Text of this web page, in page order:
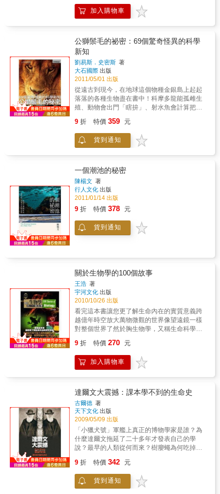
章 動物的種類與歷史&&& 第５章 生物
繁殖與細胞發生&&&&&&& 第６章 生物的
遺傳&&&&&&& 第７章 生物與環境 第８
章 生物的演化&&&&&&& 第９章 生命
的歷史&&&&&&& 第１０章 人類的出現
環境的變異，這代表生物多樣性的推手，是物
種本身而不是自然環境。這也引發了人們對於
的確定生態系的運作情形，及制定適當的保育
及經營管理之策略。全球環境變遷是目前一個
很夯的議題，而動物如何藉由改變自己的行
為，以至於演化出適應新環境的物種，將是決
定牠是否能在下一個世代中，繼續活躍在這個
地球上的要件。本書是繼《奇妙的動物世界》
之後，將有關動物的演化及行為之文章收集成
冊，編排的方式是先談動物的演化，好讓讀者
對生物多樣性變遷，有一概括性的瞭解，然後
再進入迷人的動物行為世界，讓讀者一窺動物
果。在演化篇的前半部，先談物種的演化及無
脊椎動物如何進入陸地世界，後面半部則討論
到動物之間的演化及適應環境的變遷。在動物
的環境資源，之後則是論及動物如何利用求偶
的行為，達到傳宗接代的目的。然後談到動物
的學習及群社行為，最後回到海洋，討論動物
與最重要的自然環境—洋流間的關係，以及最
大的哺乳類動物與人類之互動情形。
加入購物車
公獅鬃毛的祕密：69個驚奇怪異的科學
新知
劉易斯．史密斯 著
大石國際 出版
2011/05/01 出版
從遠古到現今，在地球這個物種金銀島上起起
落落的各種生物盡在書中！科摩多龍能孤雌生
殖、動物會出門「瞎拚」、射水魚會計算把獵
達時速233公里、會變色的蛇，這些只是動物學
家們觀察到的，自然界古怪秘密的一小部分而
已。板球的球棒跟無尾熊的繁殖究竟有什麼關
海怪的門牙咬合力是暴龍的四倍？！恐龍會挖
地洞！古代的蜜蜂是肉食動物？考古學家發掘
出一連串的古代秘史。基因改造在現實生活中
可以如何應用？DNA解析會告訴我們哪些事
實？海膽的腳（管足）上居然有跟視覺相關的
基因！原來真的有「肥胖基因」，讓某些人天
生易胖，也有些基因讓人長壽又聰敏！遺傳學
距離我們已不再遙遠！ 本書特色從天文學到動
您上知天文下知地理、輕輕鬆鬆成為科學達
猩其實迷戀熟女？板球的球棒跟無尾熊的繁殖
究竟有什麼關連？改變身上斑點的豹？這麼多
的疑問，以及許多其他的奧秘，都因科學家們
的努力而逐漸被解決與揭露。《公獅鬃毛的秘
密》揭露 69 篇生物新知，從動物行為、新物
種、基因到古生物，作者用深入淺出的文字說
著一篇篇有趣的生物新聞，搭配第一手的照
9 折 特價 359 元
貨到通知
一個潮池的秘密
陳楊文 著
行人文化 出版
2011/01/14 出版
9 折 特價 378 元
貨到通知
關於生物學的100個故事
王浩 著
宇河文化 出版
2010/10/26 出版
看完這本書讓您更了解生命內在的實質意義跨
越億年時空放大萬物微觀的世界像望遠鏡一樣
對整個世界了然於胸生物學，又稱生命科學或
構、功能、行為、發育、起源、進化規律及與
環境之間相互關係的經驗科學。當你閱讀了書
中的100個生物學故事，瞭解了100個生物學問
帶領您跨越幾億年的時空，沿著各種生物的生
命軌跡，去品味細胞的魔力，真菌的奇幻，植
物的多姿，動物的精靈，以及大自然中千變萬
化的生命傳說，盡述世界的無窮奧妙。
9 折 特價 270 元
加入購物車
達爾文大震撼：課本學不到的生命史
古爾德 著
天下文化 出版
2009/05/09 出版
「小獵犬號」軍艦上真正的博物學家是誰？為
什麼達爾文拖延了二十多年才發表自己的學
說？最早的人類從何而來？樹癭蠅為何吃掉自
花？地球上的生物，真的到了寒武紀，才突然
大量出現？為了維護既得利益，有多少事情假
科學之名而行？這些探討人類演變、特殊生命
9 折 特價 342 元
貨到通知